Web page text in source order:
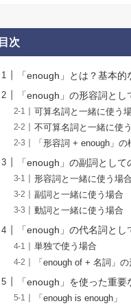
目次
「enough」とは？基本
「enough」の形容詞とし
可算名詞と一緒に使う
不可算名詞と一緒に使
「形容詞 + enough」の
「enough」の副詞として
形容詞と一緒に使う場
副詞と一緒に使う場合
動詞と一緒に使う場合
「enough」の代名詞とし
単独で使う場合
「enough of + 名詞」の
「enough」を使った重要
「enough is enough」